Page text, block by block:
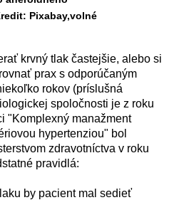
Pixabay,volné
krvný tlak častejšie, alebo si
prax s odporúčaným
rokov (príslušná
spoločnosti je z roku
"Komplexný manažment
hypertenziou" bol
zdravotníctva v roku
é pravidl á:
by pacient mal sedieť